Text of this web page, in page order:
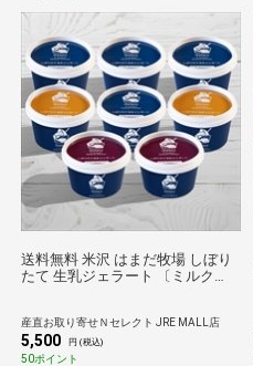
送料無料 米沢 はまだ牧場 しぼり
たて 生乳ジェラート 〔ミルク
アイスクリーム
産直お取り寄せＮセレクト JRE MALL店
5,500 円 (税込)
50ポイント